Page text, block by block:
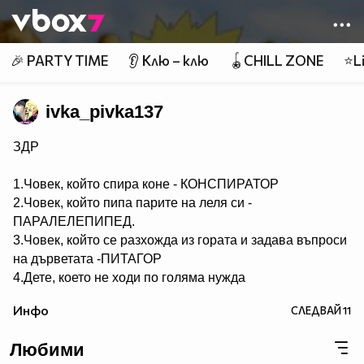
👾
🎉 PARTY TIME 👂 Клю – клю 🪀CHILL ZONE
ivka_pivka137
ЗДР
1.Човек, който спира коне - КОНСПИРАТОР
2.Човек, който пипа парите на леля си -
ПАРАЛЕЛЕПИПЕД.
3.Човек, който се разхожда из гората и задава въпроси
на дърветата -ПИТАГОР
4.Дете, което не ходи по голяма нужда
5.Хомосексуалист, който се изхожда по голяма нужда -
6.Човек, който ходи по голяма нужда по два пъти -
Инфо СЛЕДВАЙ11
Любими